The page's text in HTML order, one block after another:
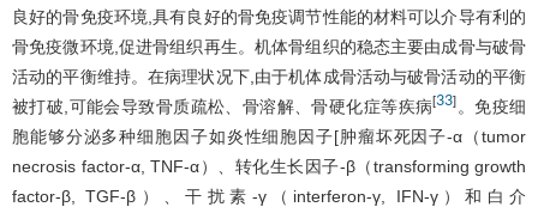
良好的骨免疫环境,具有良好的骨免疫调节性能的材料可以介导有利的
骨免疫微环境,促进骨组织再生。机体骨组织的稳态主要由成骨与破骨
活动的平衡维持。在病理状况下,由于机体成骨活动与破骨活动的平衡
被打破,可能会导致骨质疏松、骨溶解、骨硬化症等疾病[33] 。免疫细
胞能够分泌多种细胞因子如炎性细胞因子[肿瘤坏死因子-α（tumor
necrosis factor-α, TNF-α）、转化生长因子-β（transforming growth
factor-β, TGF-β）、干扰素-γ（interferon-γ, IFN-γ）和白介